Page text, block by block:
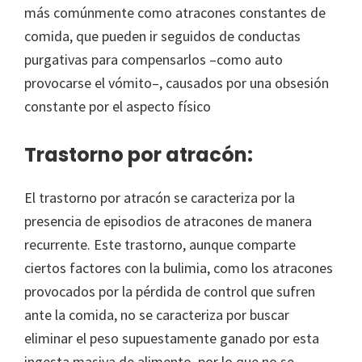
más comúnmente como atracones constantes de
comida, que pueden ir seguidos de conductas
purgativas para compensarlos –como auto
provocarse el vómito–, causados por una obsesión
constante por el aspecto físico
Trastorno por atracón:
El trastorno por atracón se caracteriza por la
presencia de episodios de atracones de manera
recurrente. Este trastorno, aunque comparte
ciertos factores con la bulimia, como los atracones
provocados por la pérdida de control que sufren
ante la comida, no se caracteriza por buscar
eliminar el peso supuestamente ganado por esta